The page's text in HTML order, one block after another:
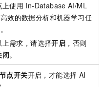
上使用 In-Database AI/ML
效的数据分析和机器学习任
上需求，请选择开启 ，否则
闭。
节点开关开启，才能选择 AI